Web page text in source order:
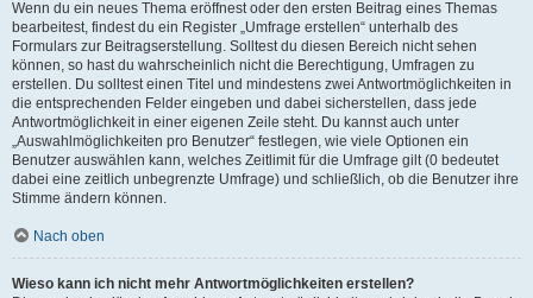
Wenn du ein neues Thema eröffnest oder den ersten Beitrag eines Themas
bearbeitest, findest du ein Register „Umfrage erstellen“ unterhalb des
Formulars zur Beitragserstellung. Solltest du diesen Bereich nicht sehen
können, so hast du wahrscheinlich nicht die Berechtigung, Umfragen zu
erstellen. Du solltest einen Titel und mindestens zwei Antwortmöglichkeiten in
die entsprechenden Felder eingeben und dabei sicherstellen, dass jede
Antwortmöglichkeit in einer eigenen Zeile steht. Du kannst auch unter
„Auswahlmöglichkeiten pro Benutzer“ festlegen, wie viele Optionen ein
Benutzer auswählen kann, welches Zeitlimit für die Umfrage gilt (0 bedeutet
dabei eine zeitlich unbegrenzte Umfrage) und schließlich, ob die Benutzer ihre
Stimme ändern können.
Nach oben
Wieso kann ich nicht mehr Antwortmöglichkeiten erstellen?